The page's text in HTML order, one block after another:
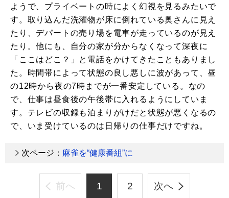
ようで、プライベートの時によく幻視を見るみたいで
す。取り込んだ洗濯物が床に倒れている奥さんに見え
たり、デパートの売り場を電車が走っているのが見え
たり。他にも、自分の家が分からなくなって深夜に
「ここはどこ？」と電話をかけてきたこともありまし
た。時間帯によって状態の良し悪しに波があって、昼
の12時から夜の7時までが一番安定している。なの
で、仕事は昼食後の午後帯に入れるようにしていま
す。テレビの収録も泊まりがけだと状態が悪くなるの
で、いま受けているのは日帰りの仕事だけですね。
次ページ： 麻雀を“健康番組”に
前へ 1 2 次へ